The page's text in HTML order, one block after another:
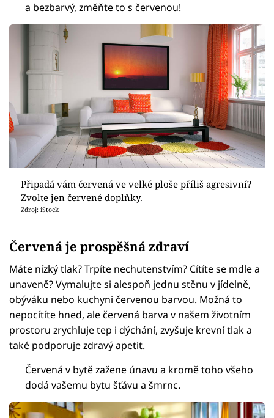
a bezbarvý, změňte to s červenou!
Připadá vám červená ve velké ploše příliš agresivní?
Zvolte jen červené doplňky.
Zdroj: iStock
Červená je prospěšná zdraví
Máte nízký tlak? Trpíte nechutenstvím? Cítíte se mdle a
unaveně? Vymalujte si alespoň jednu stěnu v jídelně,
obýváku nebo kuchyni červenou barvou. Možná to
nepocítíte hned, ale červená barva v našem životním
prostoru zrychluje tep i dýchání, zvyšuje krevní tlak a
také podporuje zdravý apetit.
Červená v bytě zažene únavu a kromě toho všeho
dodá vašemu bytu šťávu a šmrnc.